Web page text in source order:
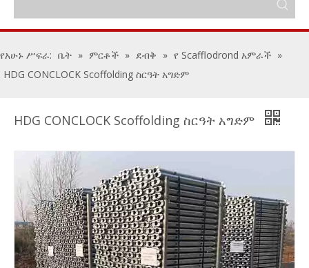
የአሁኑ ሥፍራ: ቤት » ምርቶች » ደብቅ » የ Scafflodrond አምራች »
HDG CONCLOCK Scoffolding ስርዓት አግድም
HDG CONCLOCK Scoffolding ስርዓት አግድም